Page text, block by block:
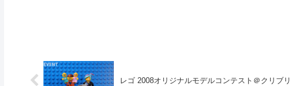
レゴ 2008オリジナルモデルコンテスト＠クリブリ